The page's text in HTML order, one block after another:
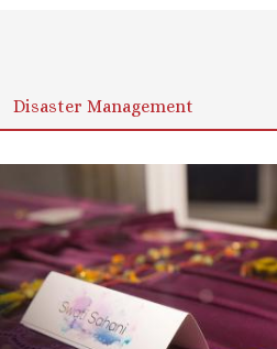
Disaster Management